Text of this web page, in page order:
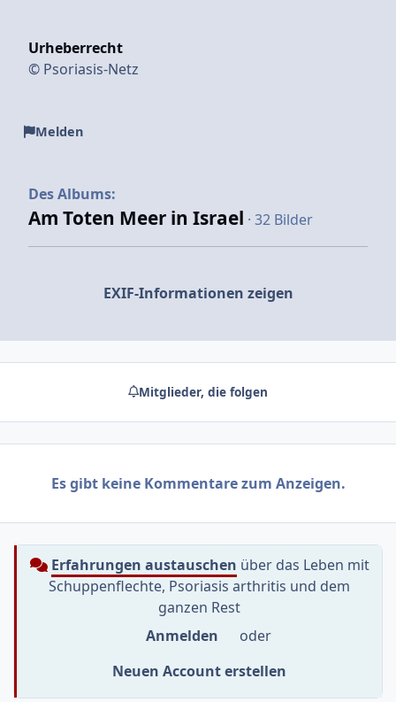
Urheberrecht
© Psoriasis-Netz
Melden
Des Albums:
Am Toten Meer in Israel · 32 Bilder
EXIF-Informationen zeigen
Mitglieder, die folgen
Es gibt keine Kommentare zum Anzeigen.
Erfahrungen austauschen über das Leben mit
Schuppenflechte, Psoriasis arthritis und dem
ganzen Rest
Anmelden
oder
Neuen Account erstellen